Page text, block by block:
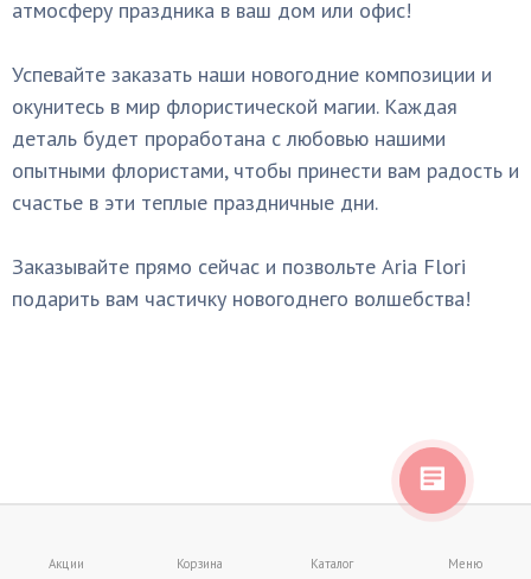
атмосферу праздника в ваш дом или офис!
Успевайте заказать наши новогодние композиции и
окунитесь в мир флористической магии. Каждая
деталь будет проработана с любовью нашими
опытными флористами, чтобы принести вам радость и
счастье в эти теплые праздничные дни.
Заказывайте прямо сейчас и позвольте Aria Flori
подарить вам частичку новогоднего волшебства!
Акции Корзина Каталог Меню